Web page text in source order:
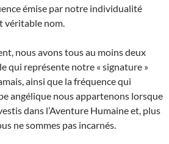
émise par notre individualité
véritable nom.
nous avons tous au moins deux
qui représente notre « signature »
ainsi que la fréquence qui
angélique nous appartenons lorsque
dans l’Aventure Humaine et, plus
ne sommes pas incarnés.